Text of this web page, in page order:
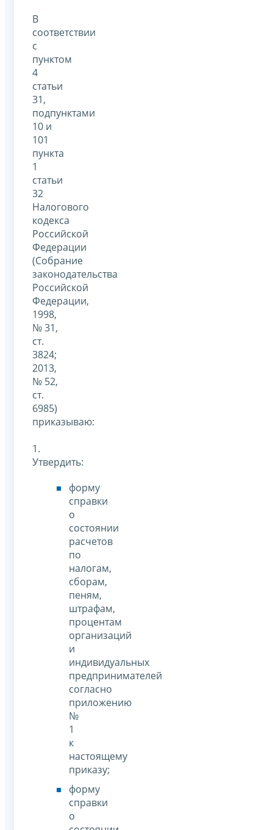
В
соответствии
с
пунктом
4
статьи
31,
подпунктами
10 и
101
пункта
1
статьи
32
Налогового
кодекса
Российской
Федерации
(Собрание
законодательства
Российской
Федерации,
1998,
№ 31,
ст.
3824;
2013,
№ 52,
ст.
6985)
приказываю:
1.
Утвердить:
форму
справки
о
состоянии
расчетов
по
налогам,
сборам,
пеням,
штрафам,
процентам
организаций
и
индивидуальных
предпринимателей
согласно
приложению
№
1
к
настоящему
приказу;
форму
справки
о